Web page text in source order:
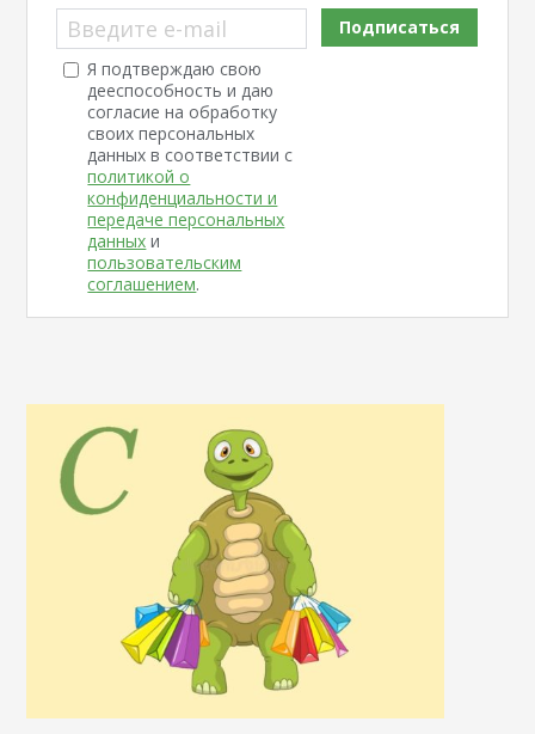
Введите e-mail
Я подтверждаю свою
дееспособность и даю
согласие на обработку
своих персональных
данных в соответствии с
политикой о
конфиденциальности и
передаче персональных
данных и
пользовательским
соглашением.
Подписаться